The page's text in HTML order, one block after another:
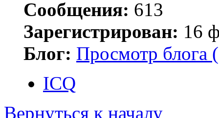
Сообщения: 613
Зарегистрирован: 16
Блог: Просмотр блога
ICQ
Вернуться к началу